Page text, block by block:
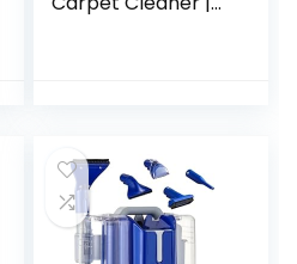
bekleding, tapijten
& autostoelen
[antraciet/rood]